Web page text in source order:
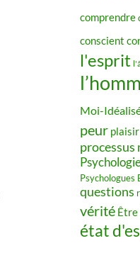
comprendre
conscient
l'esprit
Moi-
peur plaisir
processus
Psychologues
questions
vérité Être
état